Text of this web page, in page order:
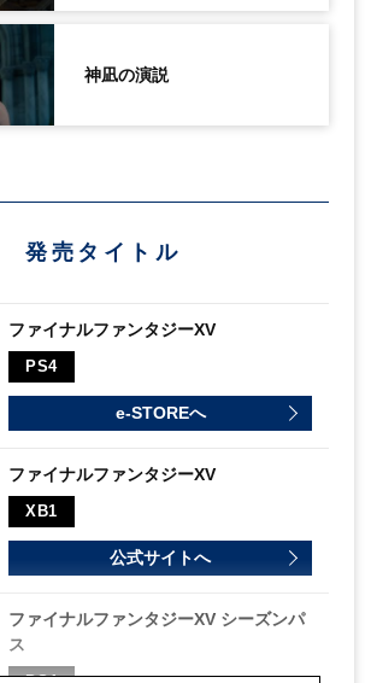
神凪の演説
発売タイトル
ファイナルファンタジーXV
PS4
e-STOREへ
ファイナルファンタジーXV
XB1
公式サイトへ
ファイナルファンタジーXV シーズンパ
ス